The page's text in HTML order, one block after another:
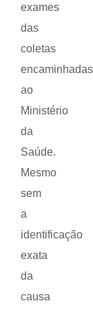
exames
das
coletas
encaminhadas
ao
Ministério
da
Saúde.
Mesmo
sem
a
identificação
exata
da
causa